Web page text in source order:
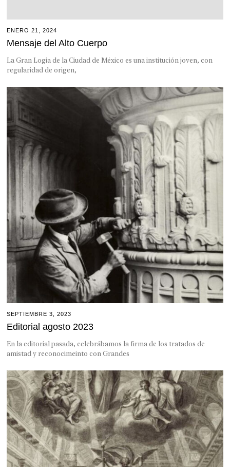
ENERO 21, 2024
Mensaje del Alto Cuerpo
La Gran Logia de la Ciudad de México es una institución joven, con
regularidad de origen,
SEPTIEMBRE 3, 2023
Editorial agosto 2023
En la editorial pasada, celebrábamos la firma de los tratados de
amistad y reconocimeinto con Grandes